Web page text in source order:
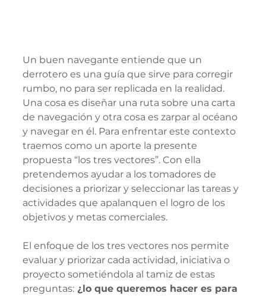
Un buen navegante entiende que un
derrotero es una guía que sirve para corregir
rumbo, no para ser replicada en la realidad.
Una cosa es diseñar una ruta sobre una carta
de navegación y otra cosa es zarpar al océano
y navegar en él. Para enfrentar este contexto
traemos como un aporte la presente
propuesta “los tres vectores”. Con ella
pretendemos ayudar a los tomadores de
decisiones a priorizar y seleccionar las tareas y
actividades que apalanquen el logro de los
objetivos y metas comerciales.
El enfoque de los tres vectores nos permite
evaluar y priorizar cada actividad, iniciativa o
proyecto sometiéndola al tamiz de estas
preguntas: ¿lo que queremos hacer es para